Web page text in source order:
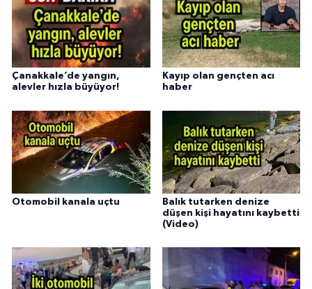
Çanakkale’de yangın,
alevler hızla büyüyor!
Kayıp olan gençten acı
haber
Otomobil kanala uçtu
Balık tutarken denize
düşen kişi hayatını kaybetti
(Video)